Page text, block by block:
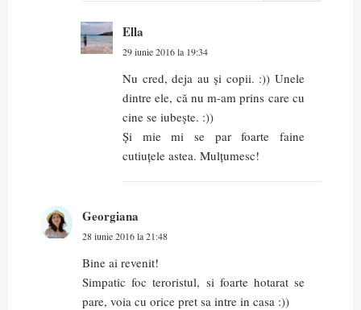
Ella
29 iunie 2016 la 19:34
Nu cred, deja au și copii. :)) Unele
dintre ele, că nu m-am prins care cu
cine se iubește. :))
Și mie mi se par foarte faine
cutiuțele astea. Mulțumesc!
Georgiana
28 iunie 2016 la 21:48
Bine ai revenit!
Simpatic foc teroristul, si foarte hotarat se
pare, voia cu orice pret sa intre in casa :))